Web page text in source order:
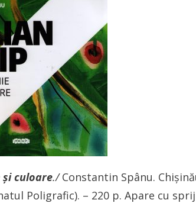
culoare./Constantin Spânu.
Poligrafic). – 220 p. Apare cu